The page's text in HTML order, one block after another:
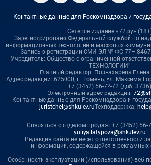
Контактные данные для Роскомнадзора и
Сетевое издание «72.ру»
Зарегистрировано Федеральной службой по
информационных технологий и массовых
Запись о регистрации СМИ ЭЛ № ФС 77–
Учредитель: Общество с ограниченной
ТЕХНОЛОГИИ"
Главный редактор: Познахарева
Адрес редакции: 625000, г. Тюмень, ул. Максима
+7 (3452) 56-72-72 (доб. 3736)
Электронный адрес редакции:
Контактные данные для Роскомнадзора и
juristchel@shkulev.ruТехподдержка:
Связаться с отделом продаж: +7 (3452) 56-
yuliya.latypova@shkulev.ru
Редакция сайта не несет ответственности
информации, содержащейся в рекламных
Особенности эксплуатации (использования) веб-